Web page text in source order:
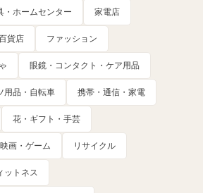
・ホームセンター 家電店
貨店 ファッション
眼鏡・コンタクト・ケア用品
用品・自転車 携帯・通信・家電
花・ギフト・手芸
画・ゲーム リサイクル
ットネス